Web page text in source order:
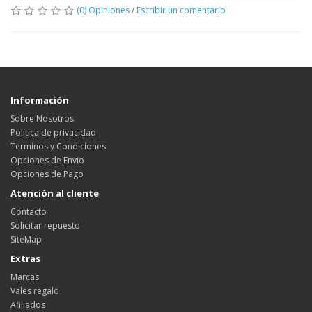
(0) Opiniones/ Escribir un comentario
Información
Sobre Nosotros
Política de privacidad
Terminos y Condiciones
Opciones de Envio
Opciones de Pago
Atención al cliente
Contacto
Solicitar repuesto
SiteMap
Extras
Marcas
Vales regalo
Afiliados